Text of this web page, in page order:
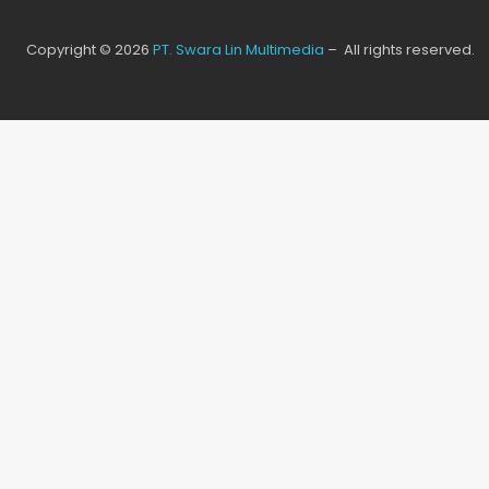
Copyright © 2026 PT. Swara Lin Multimedia – All rights reserved.